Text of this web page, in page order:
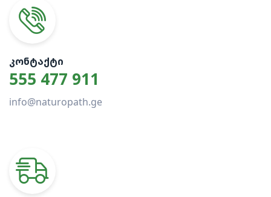
ᲙᲝᲜᲢᲐᲥᲢᲘ
555 477 911
info@naturopath.ge